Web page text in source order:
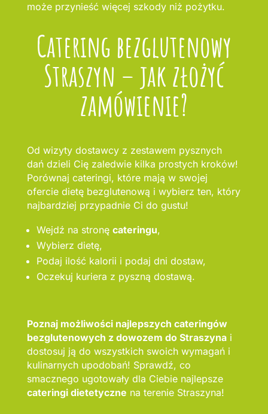
może przynieść więcej szkody niż pożytku.
Catering bezglutenowy
Straszyn – jak złożyć
zamówienie?
Od wizyty dostawcy z zestawem pysznych
dań dzieli Cię zaledwie kilka prostych kroków!
Porównaj cateringi, które mają w swojej
ofercie dietę bezglutenową i wybierz ten, który
najbardziej przypadnie Ci do gustu!
Wejdź na stronę cateringu,
Wybierz dietę,
Podaj ilość kalorii i podaj dni dostaw,
Oczekuj kuriera z pyszną dostawą.
Poznaj możliwości najlepszych cateringów
bezglutenowych z dowozem do Straszynai
dostosuj ją do wszystkich swoich wymagań i
kulinarnych upodobań! Sprawdź, co
smacznego ugotowały dla Ciebie najlepsze
cateringi dietetyczne na terenie Straszyna!